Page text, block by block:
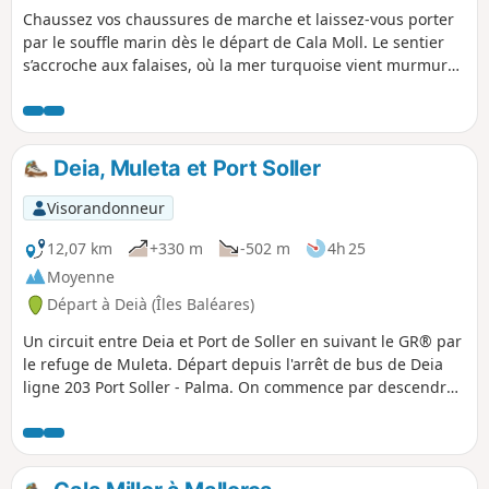
Chaussez vos chaussures de marche et laissez-vous porter
par le souffle marin dès le départ de Cala Moll. Le sentier
s’accroche aux falaises, où la mer turquoise vient murmurer
dessine à l’horizon, gardien de granit veillant sur ces eaux
scintillantes. Poursuivez vers la Pointe de l’Olla, entre
criques secrètes et rochers sculptés, avant d’atteindre la
Pointe des Gullo, théâtre de panoramas sauvages et
d’instants suspendus. Entre ciel, mer et lumière, ce
parcours vous invite à goûter l’essentiel, dans une harmonie
rugueuse et vitale.
Deia, Muleta et Port Soller
Visorandonneur
12,07 km
+330 m -502 m
4h 25
Moyenne
Départ à Deià (Îles Baléares)
Un circuit entre Deia et Port de Soller en suivant le GR® par
le refuge de Muleta. Départ depuis l'arrêt de bus de Deia
ligne 203 Port Soller - Palma. On commence par descendre
difficulté d'orientation. Arrivé à Can Bleda, attention de bien
suivre l'itinéraire, on traverse la route en direction du
restaurant et on continue sur la route vers la gauche, on